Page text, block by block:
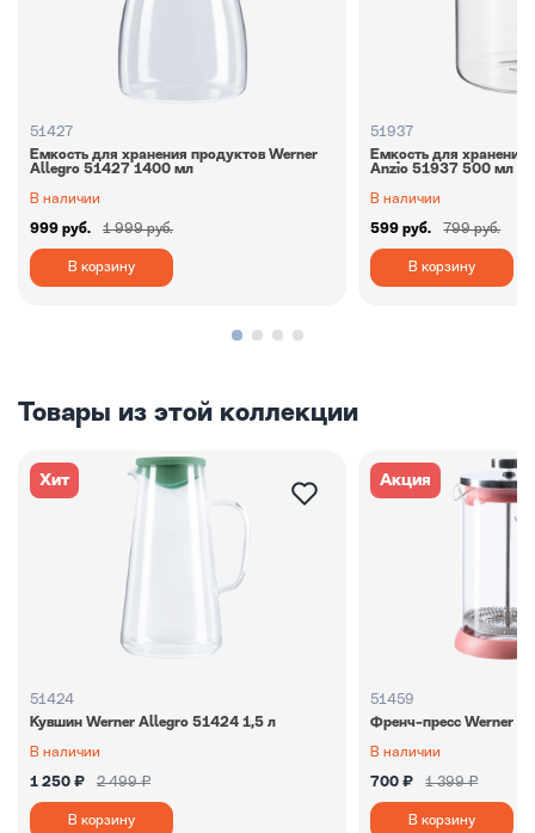
51427
Емкость для хранения продуктов Werner
Allegro 51427 1400 мл
В наличии
999 руб. 1 999 руб.
В корзину
51937
Емкость для хранения
Anzio 51937 500 мл
В наличии
599 руб. 799 руб.
В корзину
Товары из этой коллекции
Хит
51424
Кувшин Werner Allegro 51424 1,5 л
В наличии
1 250 ₽ 2 499 ₽
В корзину
Акция
51459
Френч-пресс Werner
В наличии
700 ₽ 1 399 ₽
В корзину